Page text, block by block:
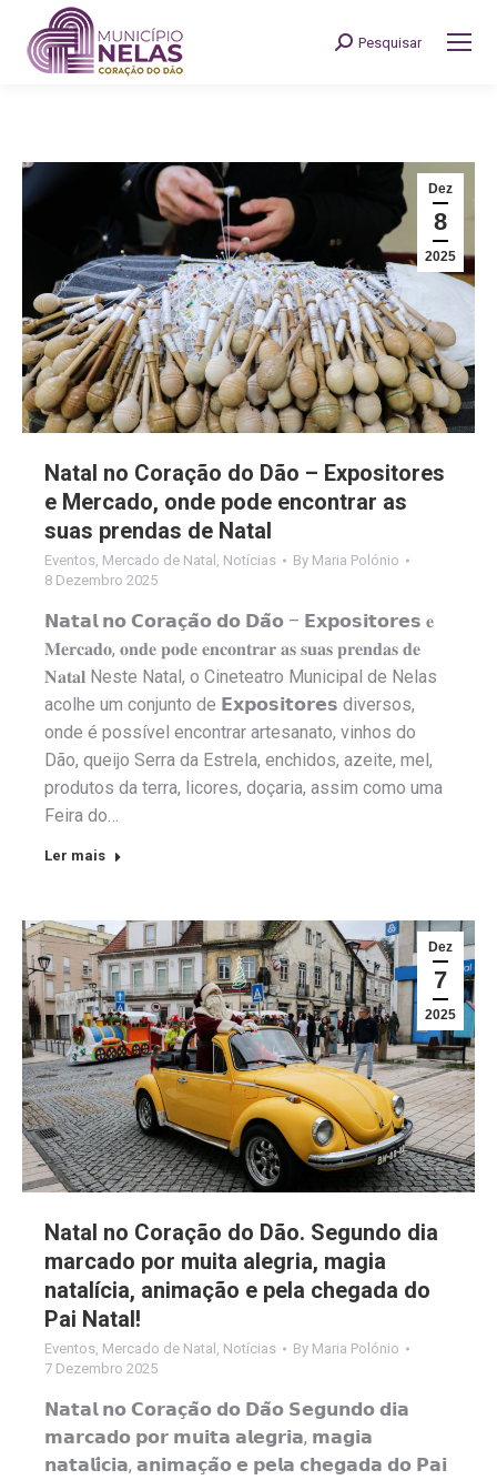
Search:
Pesquisar
Dez
8
2025
Natal no Coração do Dão – Expositores
e Mercado, onde pode encontrar as
suas prendas de Natal
Eventos, Mercado de Natal , Notícias By Maria Polónio
8 Dezembro 2025
𝗡𝗮𝘁𝗮𝗹 𝗻𝗼 𝗖𝗼𝗿𝗮𝗰̧𝗮̃𝗼 𝗱𝗼 𝗗𝗮̃𝗼 – 𝗘𝘅𝗽𝗼𝘀𝗶𝘁𝗼𝗿𝗲𝘀 𝐞
𝐌𝐞𝐫𝐜𝐚𝐝𝐨, 𝐨𝐧𝐝𝐞 𝐩𝐨𝐝𝐞 𝐞𝐧𝐜𝐨𝐧𝐭𝐫𝐚𝐫 𝐚𝐬 𝐬𝐮𝐚𝐬 𝐩𝐫𝐞𝐧𝐝𝐚𝐬 𝐝𝐞
𝐍𝐚𝐭𝐚𝐥 Neste Natal, o Cineteatro Municipal de Nelas
acolhe um conjunto de 𝗘𝘅𝗽𝗼𝘀𝗶𝘁𝗼𝗿𝗲𝘀 diversos,
onde é possível encontrar artesanato, vinhos do
Dão, queijo Serra da Estrela, enchidos, azeite, mel,
produtos da terra, licores, doçaria, assim como uma
Feira do…
Ler mais
Dez
7
2025
Natal no Coração do Dão. Segundo dia
marcado por muita alegria, magia
natalícia, animação e pela chegada do
Pai Natal!
Eventos Mercado de Natal Notícias By Maria Polónio
7 Dezembro 2025
𝗡𝗮𝘁𝗮𝗹 𝗻𝗼 𝗖𝗼𝗿𝗮𝗰̧𝗮̃𝗼 𝗱𝗼 𝗗𝗮̃𝗼 𝗦𝗲𝗴𝘂𝗻𝗱𝗼 𝗱𝗶𝗮
𝗺𝗮𝗿𝗰𝗮𝗱𝗼 𝗽𝗼𝗿 𝗺𝘂𝗶𝘁𝗮 𝗮𝗹𝗲𝗴𝗿𝗶𝗮, 𝗺𝗮𝗴𝗶𝗮
𝗻𝗮𝘁𝗮𝗹𝗶́𝗰𝗶𝗮, 𝗮𝗻𝗶𝗺𝗮𝗰̧𝗮̃𝗼 𝗲 𝗽𝗲𝗹𝗮 𝗰𝗵𝗲𝗴𝗮𝗱𝗮 𝗱𝗼 𝗣𝗮𝗶